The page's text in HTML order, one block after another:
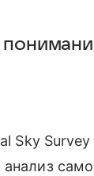
Sky